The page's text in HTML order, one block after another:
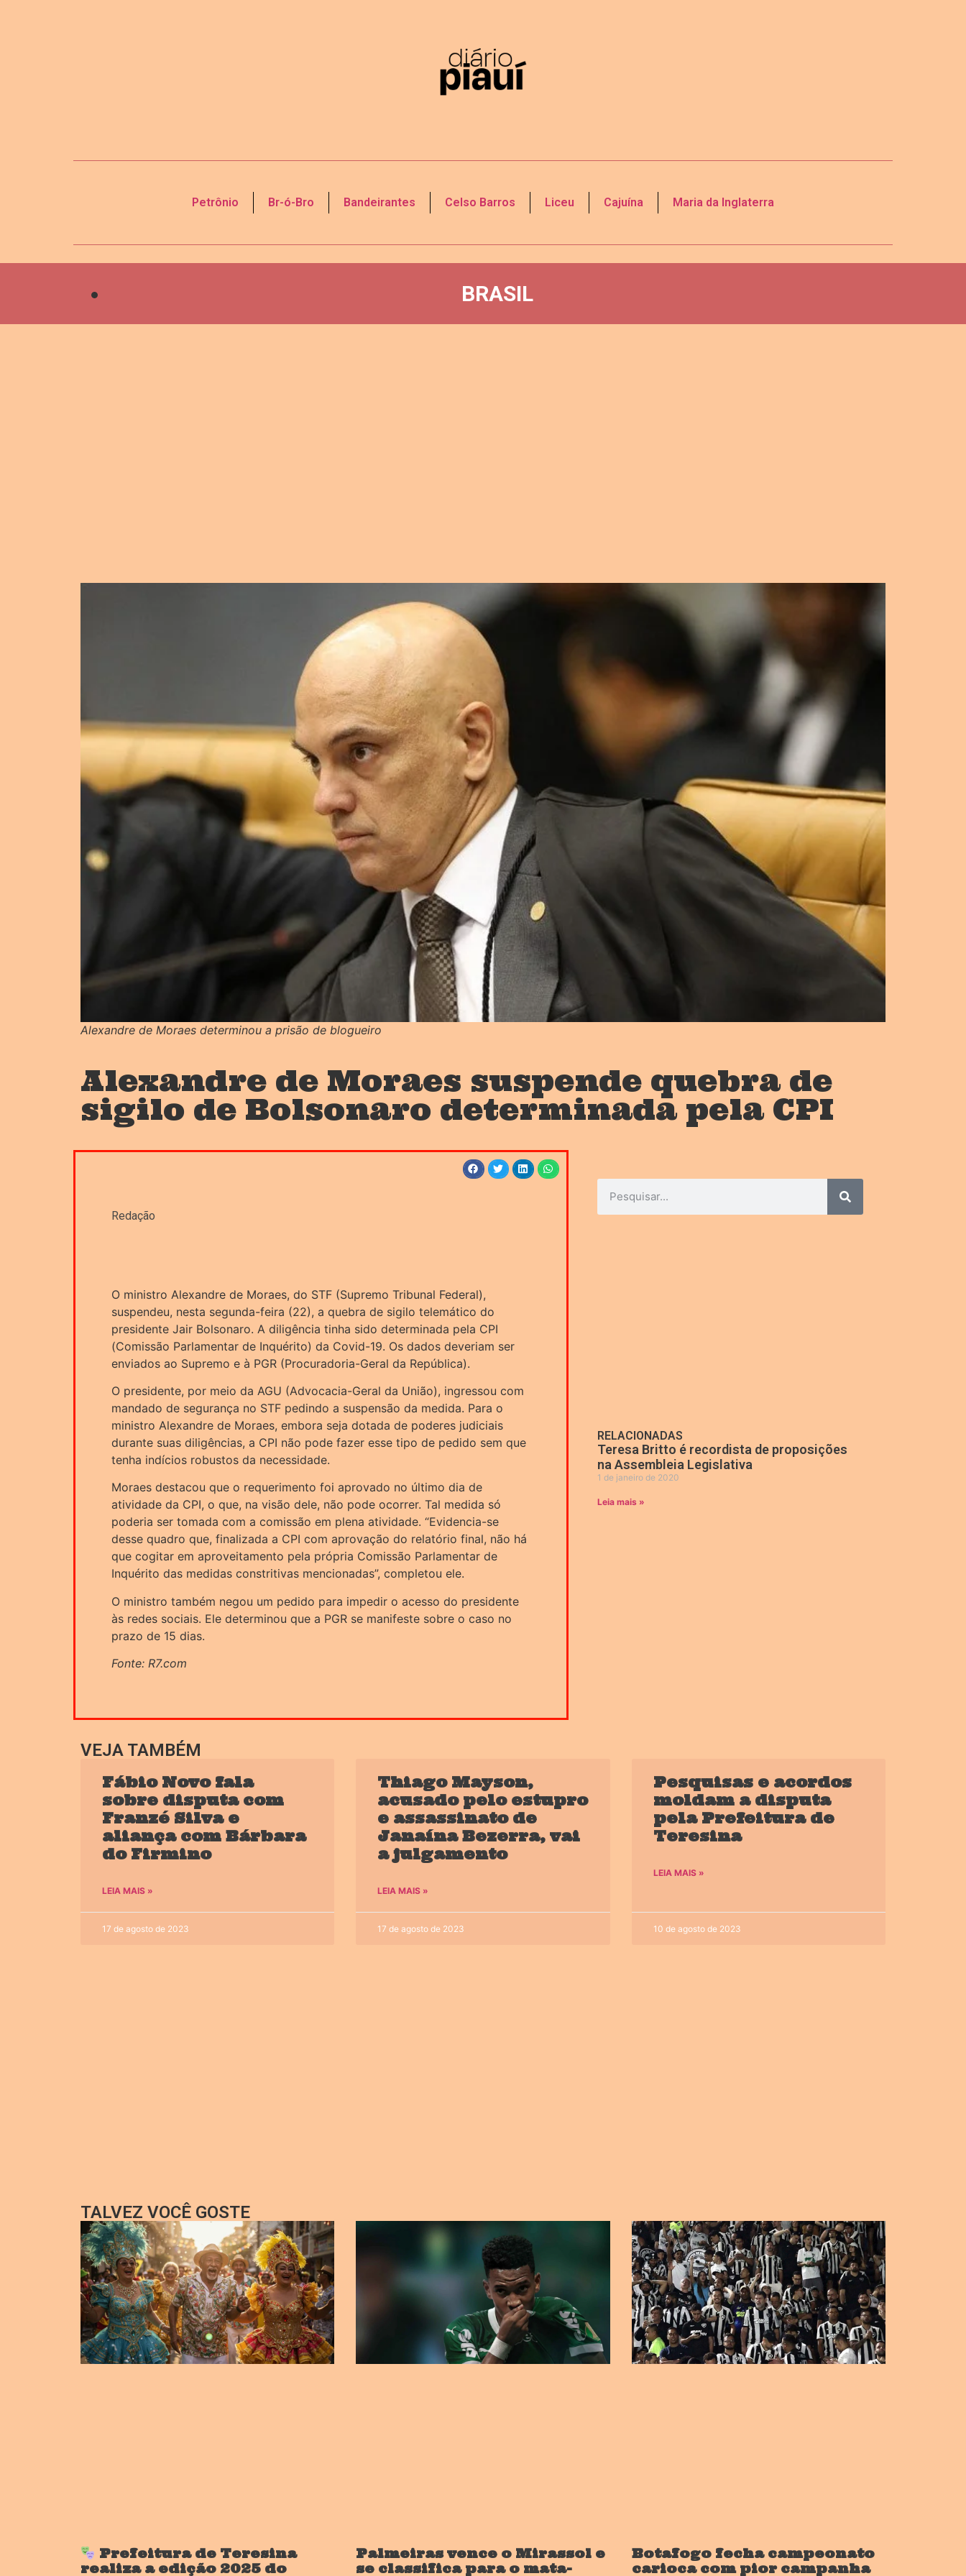
Petrônio Br-ó-Bro Bandeirantes Celso Barros Liceu Cajuína Maria da Inglaterra
BRASIL
Alexandre de Moraes determinou a prisão de blogueiro
Alexandre de Moraes suspende quebra de
sigilo de Bolsonaro determinada pela CPI
Redação
O ministro Alexandre de Moraes, do STF (Supremo Tribunal Federal),
suspendeu, nesta segunda-feira (22), a quebra de sigilo telemático do
presidente Jair Bolsonaro. A diligência tinha sido determinada pela CPI
(Comissão Parlamentar de Inquérito) da Covid-19. Os dados deveriam ser
enviados ao Supremo e à PGR (Procuradoria-Geral da República).
O presidente, por meio da AGU (Advocacia-Geral da União), ingressou com
mandado de segurança no STF pedindo a suspensão da medida. Para o
ministro Alexandre de Moraes, embora seja dotada de poderes judiciais
durante suas diligências, a CPI não pode fazer esse tipo de pedido sem que
tenha indícios robustos da necessidade.
Moraes destacou que o requerimento foi aprovado no último dia de
atividade da CPI, o que, na visão dele, não pode ocorrer. Tal medida só
poderia ser tomada com a comissão em plena atividade. “Evidencia-se
desse quadro que, finalizada a CPI com aprovação do relatório final, não há
que cogitar em aproveitamento pela própria Comissão Parlamentar de
Inquérito das medidas constritivas mencionadas”, completou ele.
O ministro também negou um pedido para impedir o acesso do presidente
às redes sociais. Ele determinou que a PGR se manifeste sobre o caso no
prazo de 15 dias.
Fonte: R7.com
RELACIONADAS
Teresa Britto é recordista de proposições
na Assembleia Legislativa
1 de janeiro de 2020
Leia mais »
VEJA TAMBÉM
Fábio Novo fala
sobre disputa com
Franzé Silva e
aliança com Bárbara
do Firmino
LEIA MAIS »
17 de agosto de 2023
Thiago Mayson,
acusado pelo estupro
e assassinato de
Janaína Bezerra, vai
a julgamento
LEIA MAIS »
17 de agosto de 2023
Pesquisas e acordos
moldam a disputa
pela Prefeitura de
Teresina
LEIA MAIS »
10 de agosto de 2023
TALVEZ VOCÊ GOSTE
Prefeitura de Teresina
realiza a edição 2025 do
Palmeiras vence o Mirassol e
se classifica para o mata-
Botafogo fecha campeonato
carioca com pior campanha